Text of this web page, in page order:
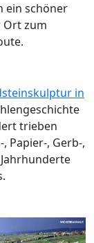
ein schöner
Ort zum
in
trieben
Papier-, Gerb-,